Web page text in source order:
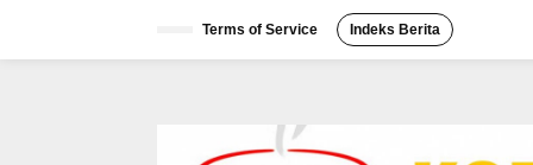
Terms of Service Indeks Berita